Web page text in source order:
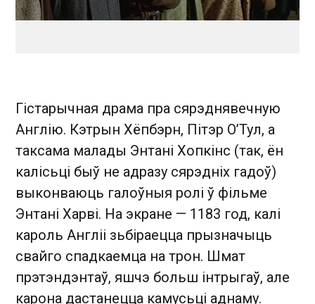
Гістарычная драма пра сярэднявечную
Англію. Кэтрын Хёпбэрн, Пітэр О’Тул, а
таксама малады Энтані Хопкінс (так, ён
калісьці быў не адразу сярэдніх гадоў)
выконваюць галоўныя ролі ў фільме
Энтані Харві. На экране — 1183 год, калі
кароль Англіі зьбіраецца прызначыць
свайго спадкаемца на трон. Шмат
прэтэндэнтаў, яшчэ больш інтрыгаў, але
карона дастанецца камусьці аднаму.